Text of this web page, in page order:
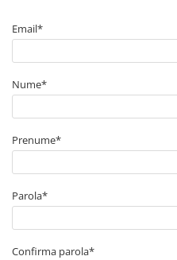
■ Electrice
■ Stergatoare auto
■ Suporturi portbagaj
■ Consumabile service
■ Echipamente de ridicare
■ Produse sezoniere
■ Echipamente atelier
Email*
Nume*
Prenume*
Parola*
Confirma parola*